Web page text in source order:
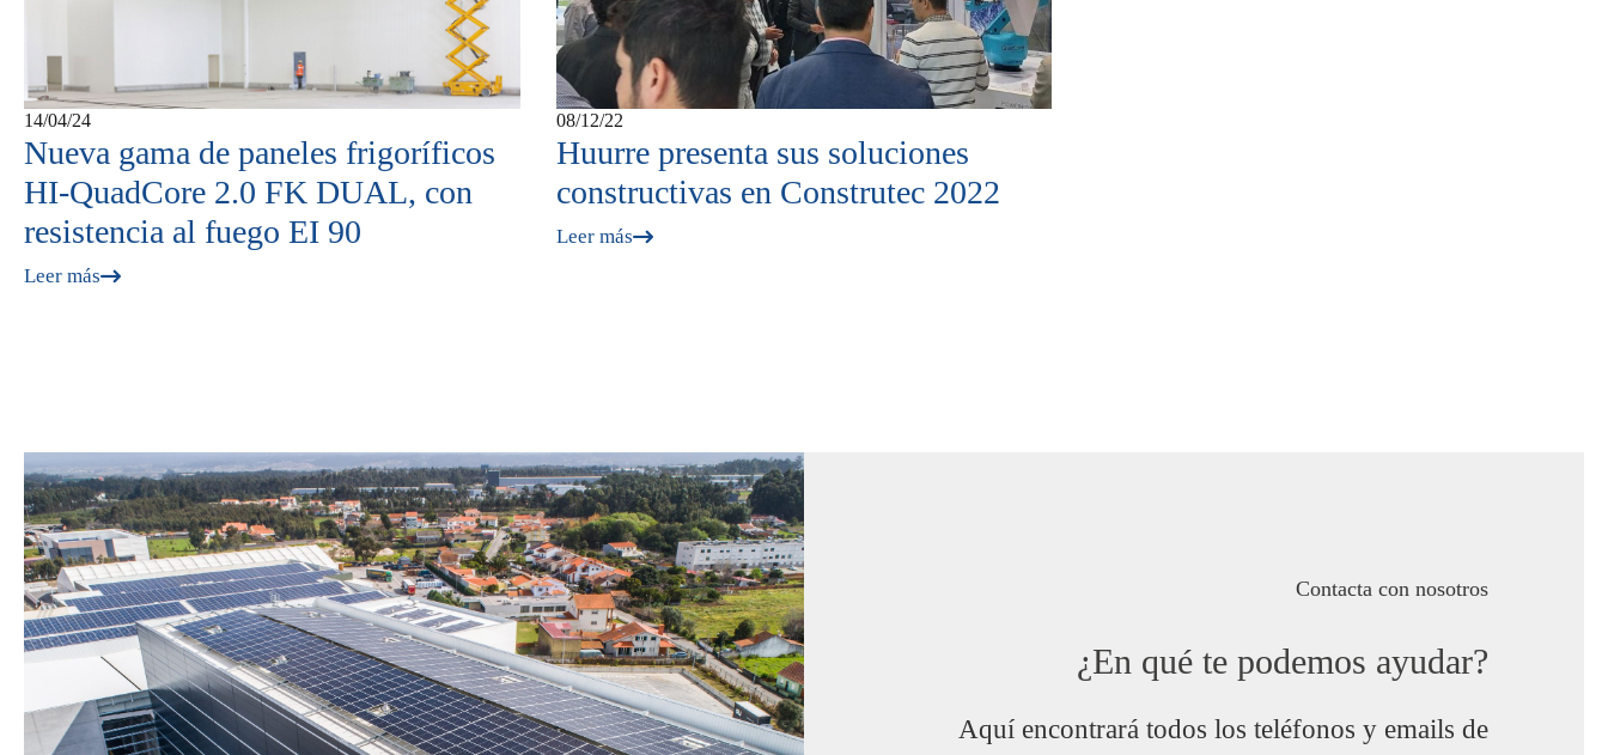
14/04/24
Nueva gama de paneles frigoríficos
HI-QuadCore 2.0 FK DUAL, con
resistencia al fuego EI 90
Leer más
08/12/22
Huurre presenta sus soluciones
constructivas en Construtec 2022
Leer más
Contacta con nosotros
¿En qué te podemos ayudar?
Aquí encontrará todos los teléfonos y emails de